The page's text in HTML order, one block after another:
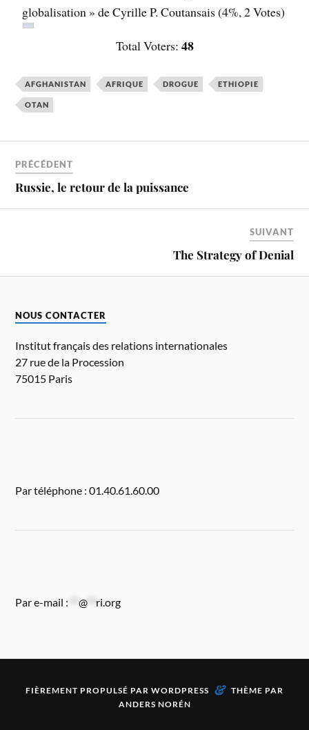
globalisation » de Cyrille P. Coutansais(4%, 2 Votes)
Total Voters: 48
AFGHANISTAN AFRIQUE DROGUE ETHIOPIE
OTAN
PRÉCÉDENT
Russie, le retour de la puissance
SUIVANT
The Strategy of Denial
NOUS CONTACTER
Institut français des relations internationales
27 rue de la Procession
75015 Paris
Par téléphone : 01.40.61.60.00
Par e-mail : **@ ri.org
FIÈREMENT PROPULSÉ PAR WORDPRESS & THÈME PAR
ANDERS NORÉN